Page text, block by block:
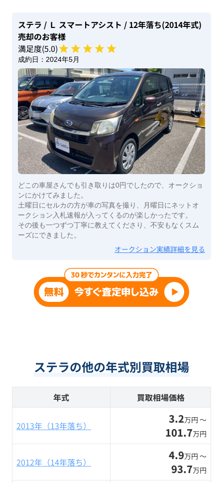
ステラ / Ｌ スマートアシスト / 12年落ち(2014年式)
売却のお客様
満足度(5.0)
成約日： 2024年5月
どこの車屋さんでも引き取りは0円でしたので、オークショ
ンにかけてみました。
土曜日にセルカの方が車の写真を撮り、月曜日にネットオ
ークション入札速報が入ってくるのが楽しかったです。
その後も一つずつ丁寧に教えてくださり、不安もなくスム
ーズにできました。
オークション実績詳細を見る
ステラの他の年式別買取相場
年式 買取相場価格
2013年（13年落ち） 3.2万円 〜
101.7万円
2012年（14年落ち） 4.9万円 〜
93.7万円